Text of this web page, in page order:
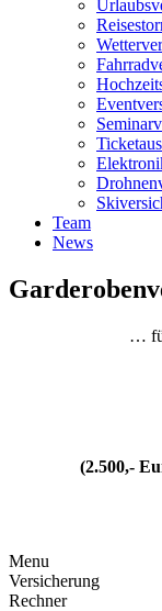
Team
News
…
(2.500,-
Menu
Versicherung
Rechner